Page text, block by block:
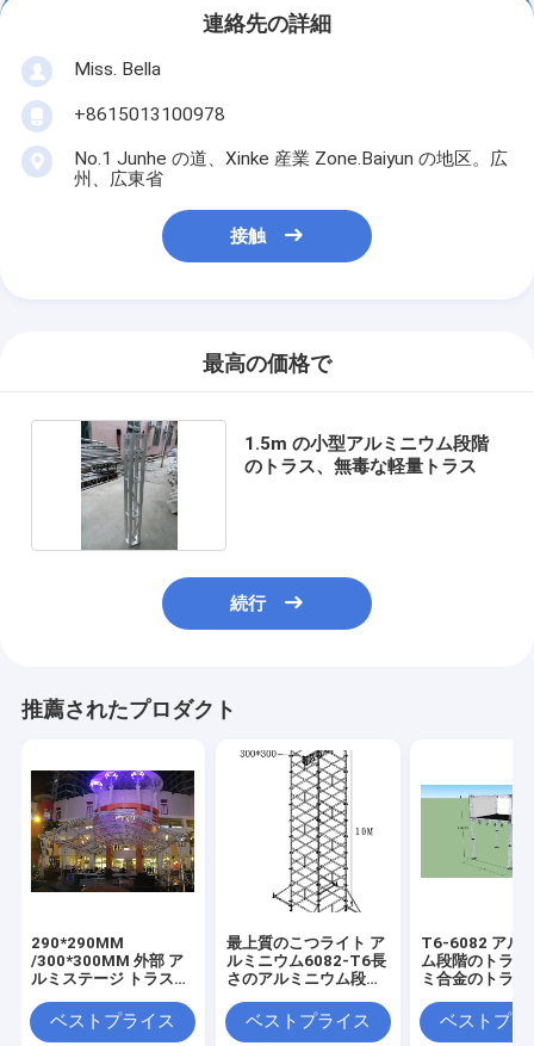
連絡先の詳細
Miss. Bella
+8615013100978
No.1 Junhe の道、Xinke 産業 Zone.Baiyun の地区。広
州、広東省
接触
最高の価格で
1.5m の小型アルミニウム段階
のトラス、無毒な軽量トラス
続行
推薦されたプロダクト
290*290MM
/300*300MM 外部 ア
ルミステージ トラスシ
50*3mm 音楽祭のため
のチューブ
ベストプライス
最上質のこつライト ア
ルミニウム6082-T6長
さのアルミニウム段階
ベストプライス
T6-6082 アル
ム段階のトラス
ミ合金のトラ
ベストプラ